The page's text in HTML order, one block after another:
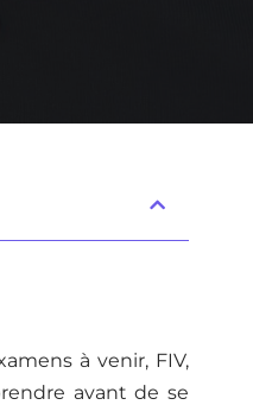
à venir, FIV,
avant de se